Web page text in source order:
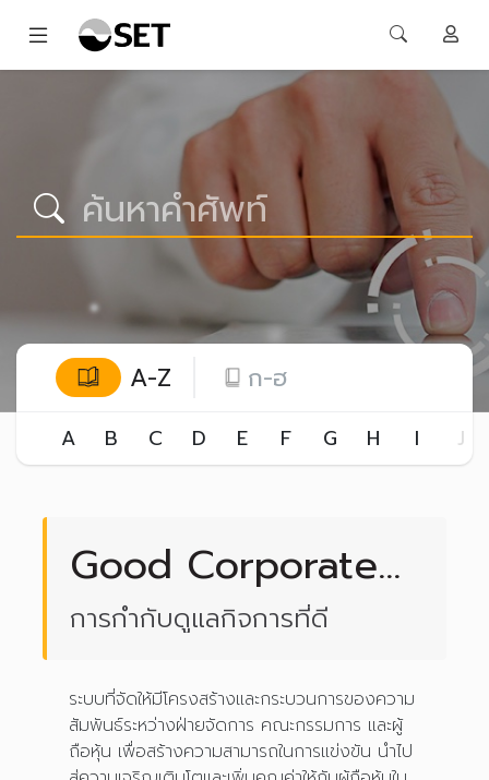
A-Z ก-ฮ
A B C D E F G H I J
Good Corporate
Governance
การกำกับดูแลกิจการที่ดี
ระบบที่จัดให้มีโครงสร้างและกระบวนการของความ
สัมพันธ์ระหว่างฝ่ายจัดการ คณะกรรมการ และผู้
ถือหุ้น เพื่อสร้างความสามารถในการแข่งขัน นำไป